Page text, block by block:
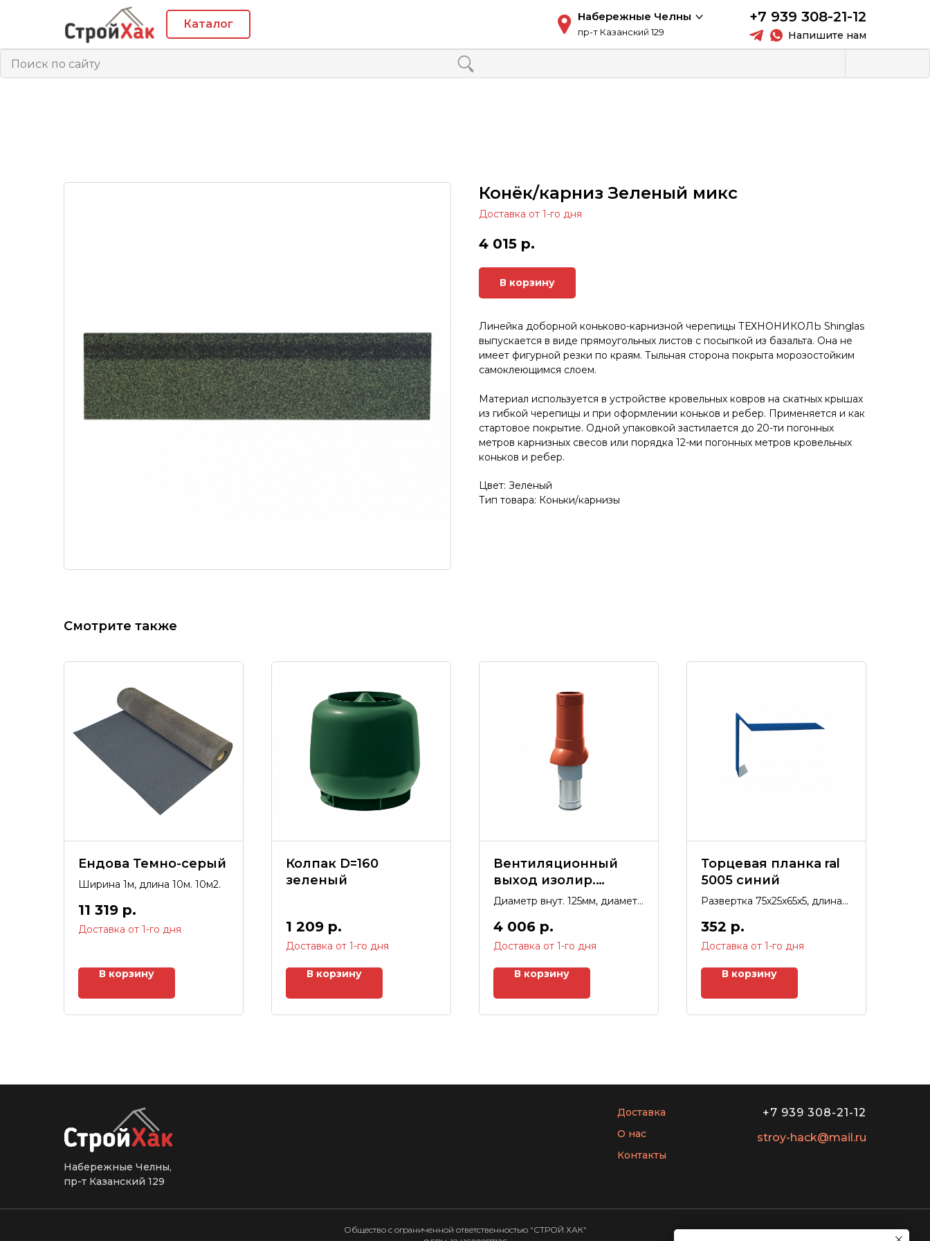
Каталог
пр-т Казанский 129
Набережные Челны +7 939 308-21-12
Напишите нам
Конёк/карниз Зеленый микс
Доставка от 1-го дня
4 015 р.
В корзину
Линейка доборной коньково-карнизной черепицы ТЕХНОНИКОЛЬ Shinglas
выпускается в виде прямоугольных листов с посыпкой из базальта. Она не
имеет фигурной резки по краям. Тыльная сторона покрыта морозостойким
самоклеющимся слоем.
Материал используется в устройстве кровельных ковров на скатных крышах
из гибкой черепицы и при оформлении коньков и ребер. Применяется и как
стартовое покрытие. Одной упаковкой застилается до 20-ти погонных
метров карнизных свесов или порядка 12-ми погонных метров кровельных
коньков и ребер.
Цвет: Зеленый
Тип товара: Коньки/карнизы
Смотрите также
Ендова Темно-серый
Доставка от 1-го дня
Ширина 1м, длина 10м. 10м2.
11 319 р.
В корзину
Колпак D=160
зеленый
Доставка от 1-го дня
1 209 р.
В корзину
Вентиляционный
выход изолир.
D=125/160 красный
Доставка от 1-го дня
Диаметр внут. 125мм, диаметр
4 006 р.
В корзину
Торцевая планка ral
5005 синий
Доставка от 1-го дня
Развертка 75х25х65х5, длина
352 р.
В корзину
Набережные Челны,
пр-т Казанский 129
Доставка
О нас
Контакты
+7 939 308-21-12
stroy-hack@mail.ru
Общество с ограниченной ответственностью "СТРОЙ ХАК"